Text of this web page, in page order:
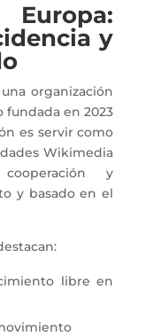
y
organización
en 2023
es servir como
Wikimedia
y
y basado en el
libre en